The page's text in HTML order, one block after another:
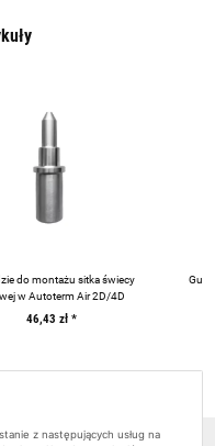
do montażu sitka świecy
w Autoterm Air 2D/4D
46,43 zł *
z następujących usług na